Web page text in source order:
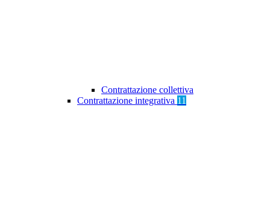
Contrattazione collettiva
Contrattazione integrativa 11